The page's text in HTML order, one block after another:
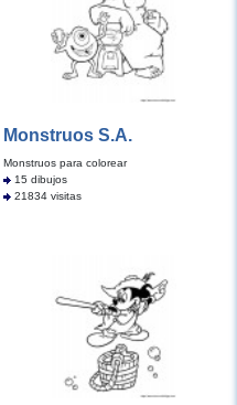
Monstruos S.A.
Monstruos para colorear
15 dibujos
21834 visitas